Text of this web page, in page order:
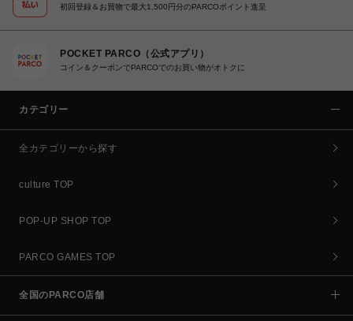
初回登録＆お買物で最大1,500円分のPARCOポイント進呈
POCKET PARCO（公式アプリ）
コイン＆クーポンでPARCOでのお買い物がオトクに
カテゴリー
全カテゴリーから探す
culture TOP
POP-UP SHOP TOP
PARCO GAMES TOP
全国のPARCO店舗